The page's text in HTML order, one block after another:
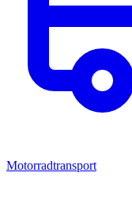
Motorradtransport